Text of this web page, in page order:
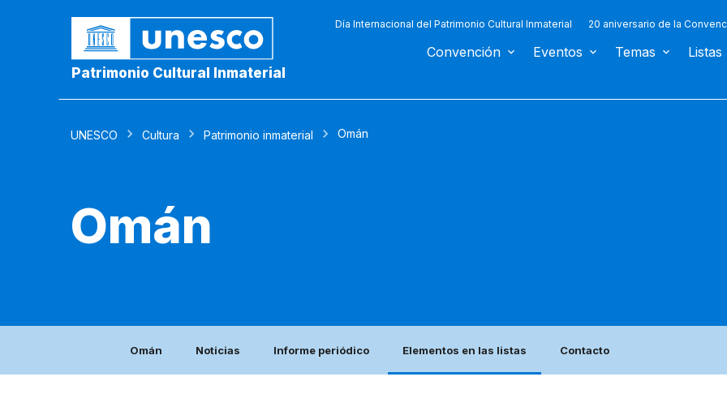
Patrimonio Cultural Inmaterial
Día Internacional del Patrimonio Cultural Inmaterial 20 aniversario de la
Convención Eventos Temas Listas
UNESCO Cultura Patrimonio inmaterial Omán
Omán
Omán Noticias Informe periódico Elementos en las listas Contacto